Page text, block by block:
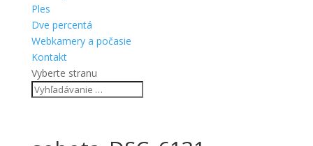
Ples
Dve percentá
Webkamery a počasie
Kontakt
Vyberte stranu